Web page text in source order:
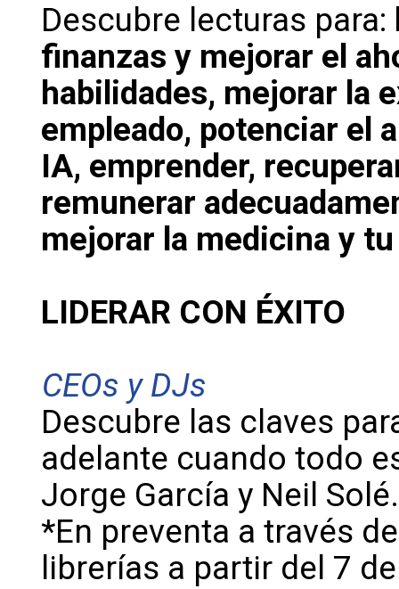
Descubre lecturas para:
finanzas y mejorar el
habilidades, mejorar la
empleado, potenciar el
IA, emprender,
remunerar
mejorar la medicina y
LIDERAR CON ÉXITO
CEOs y DJs
Descubre las claves
adelante cuando todo
Jorge García y Neil Solé.
*En preventa a través
librerías a partir del 7